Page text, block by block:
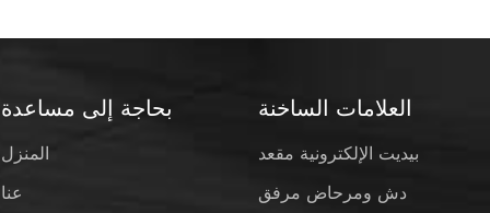
بحاجة إلى مساعدة
المنزل
عنا
العلامات الساخنة
بيديت الإلكترونية مقعد
دش ومرحاض مرفق